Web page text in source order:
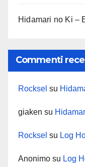
Hidamari no Ki –
Commenti
Rocksel su
giaken su
Rocksel su Log
Anonimo su Log